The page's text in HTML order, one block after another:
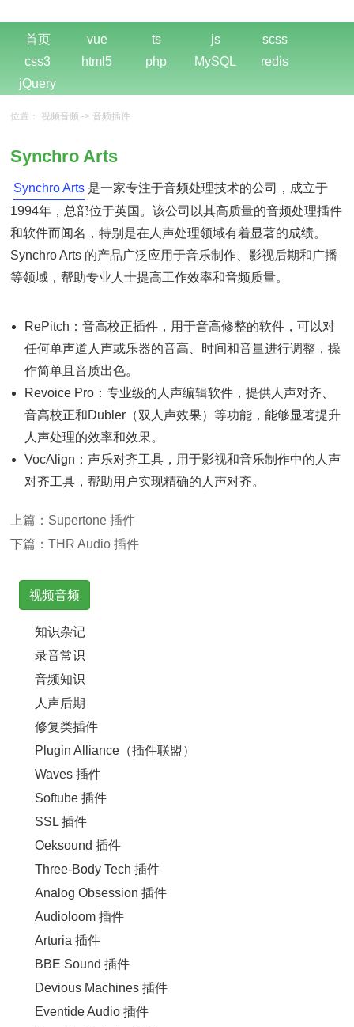
首页 vue ts js
scss
css3
html5 php MySQL
redis
jQuery
位置： 视频音频 ->音频插件
Synchro Arts
Synchro Arts‌ 是一家专注于音频处理技术的公司，成立于
1994年，总部位于英国。该公司以其高质量的音频处理插件
和软件而闻名，特别是在人声处理领域有着显著的成绩。
Synchro Arts 的产品广泛应用于音乐制作、影视后期和广播
等领域，帮助专业人士提高工作效率和音频质量。
RePitch‌：音高校正插件，用于音高修整的软件，可以对
任何单声道人声或乐器的音高、时间和音量进行调整，操
作简单且音质出色‌。
Revoice Pro‌：专业级的人声编辑软件，提供人声对齐、
音高校正和Dubler（双人声效果）等功能，能够显著提升
人声处理的效率和效果。
‌VocAlign‌：声乐对齐工具，用于影视和音乐制作中的人声
对齐工具，帮助用户实现精确的人声对齐‌。
上篇： Supertone 插件
下篇：THR Audio 插件
视频音频
知识杂记
录音常识
音频知识
人声后期
修复类插件
Plugin Alliance（插件联盟）
Waves 插件
Softube 插件
SSL 插件
Oeksound 插件
Three-Body Tech 插件
Analog Obsession 插件
Audioloom 插件
Arturia 插件
BBE Sound 插件
Devious Machines 插件
Eventide Audio 插件